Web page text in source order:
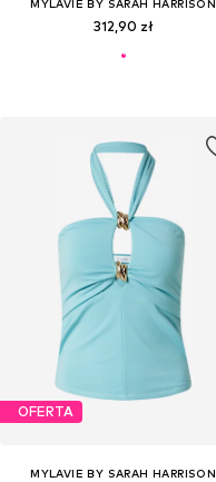
MYLAVIE BY SARAH HARRISON
312,90 zł
OFERTA
MYLAVIE BY SARAH HARRISON